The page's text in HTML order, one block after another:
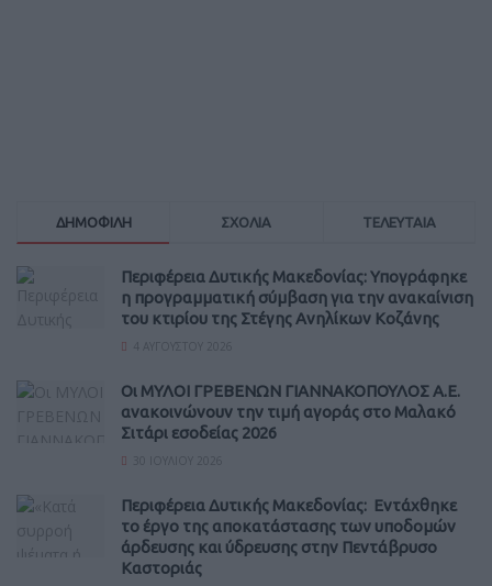
ΔΗΜΟΦΙΛΗ ΣΧΟΛΙΑ ΤΕΛΕΥΤΑΙΑ
Περιφέρεια Δυτικής Μακεδονίας: Υπογράφηκε
η προγραμματική σύμβαση για την ανακαίνιση
του κτιρίου της Στέγης Ανηλίκων Κοζάνης
Οι ΜΥΛΟΙ ΓΡΕΒΕΝΩΝ ΓΙΑΝΝΑΚΟΠΟΥΛΟΣ Α.Ε.
ανακοινώνουν την τιμή αγοράς στο Μαλακό
Σιτάρι εσοδείας 2026
Περιφέρεια Δυτικής Μακεδονίας: Εντάχθηκε
το έργο της αποκατάστασης των υποδομών
άρδευσης και ύδρευσης στην Πεντάβρυσο
Καστοριάς